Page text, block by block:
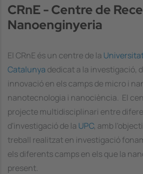
CRnE - Centre de
Nanoenginyeria
El CRnE és un centre de la
Catalunya dedicat a la investigació,
innovació en els camps de micro i
nanotecnologia i nanociència. El
projecte multidisciplinari entre
d'investigació de la UPC, amb
treball realitzat en investigació
els diferents camps en els que la
present.